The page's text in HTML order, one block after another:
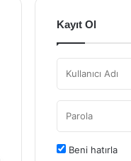
Kayıt Ol
Beni hatırla